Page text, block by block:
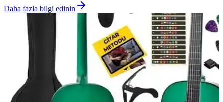
Daha fazla bilgi edinin